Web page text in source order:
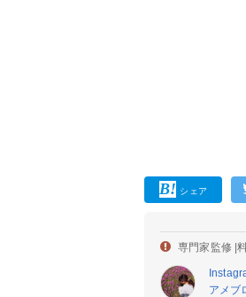
シェア
専門家監修 |
アメブ